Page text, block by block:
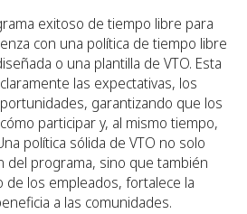
exitoso de tiempo libre para
con una política de tiempo libre
o una plantilla de VTO. Esta
las expectativas, los
garantizando que los
participar y, al mismo tiempo,
política sólida de VTO no solo
del programa, sino que también
de los empleados, fortalece la
a las comunidades.